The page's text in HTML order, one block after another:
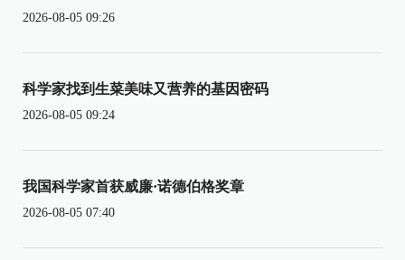
2026-08-05 09:26
科学家找到生菜美味又营养的基因密码
2026-08-05 09:24
我国科学家首获威廉·诺德伯格奖章
2026-08-05 07:40